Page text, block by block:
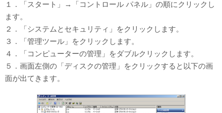
１．「スタート」→「コントロール パネル」の順にクリックし
ます。
２．「システムとセキュリティ」をクリックします。
３．「管理ツール」をクリックします。
４．「コンピューターの管理」をダブルクリックします。
５．画面左側の「ディスクの管理」をクリックすると以下の画
面が出てきます。